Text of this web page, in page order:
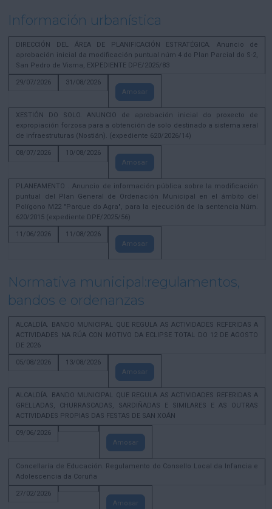
Información urbanística
DIRECCIÓN DEL ÁREA DE PLANIFICACIÓN ESTRATÉGICA. Anuncio de
aprobación inicial da modificación puntual núm 4 do Plan Parcial do S-2,
San Pedro de Visma, EXPEDIENTE DPE/2025/83
29/07/2026
31/08/2026
Amosar
XESTIÓN DO SOLO. ANUNCIO de aprobación inicial do proxecto de
expropiación forzosa para a obtención de solo destinado a sistema xeral
de infraestruturas (Nostián). (expediente 620/2026/14)
08/07/2026
10/08/2026
Amosar
PLANEAMENTO . Anuncio de información pública sobre la modificación
puntual del Plan General de Ordenación Municipal en el ámbito del
Polígono M22 "Parque do Agra", para la ejecución de la sentencia Núm.
620/2015 (expediente DPE/2025/56)
11/06/2026
11/08/2026
Amosar
Normativa municipal:regulamentos,
bandos e ordenanzas
ALCALDÍA. BANDO MUNICIPAL QUE REGULA AS ACTIVIDADES REFERIDAS A
ACTIVIDADES NA RÚA CON MOTIVO DA ECLIPSE TOTAL DO 12 DE AGOSTO
DE 2026
05/08/2026
13/08/2026
Amosar
ALCALDÍA. BANDO MUNICIPAL QUE REGULA AS ACTIVIDADES REFERIDAS A
GRELLADAS, CHURRASCADAS, SARDIÑADAS E SIMILARES E AS OUTRAS
ACTIVIDADES PROPIAS DAS FESTAS DE SAN XOÁN
09/06/2026
Amosar
Concellaría de Educación. Regulamento do Consello Local da Infancia e
Adolescencia da Coruña
27/02/2026
Amosar